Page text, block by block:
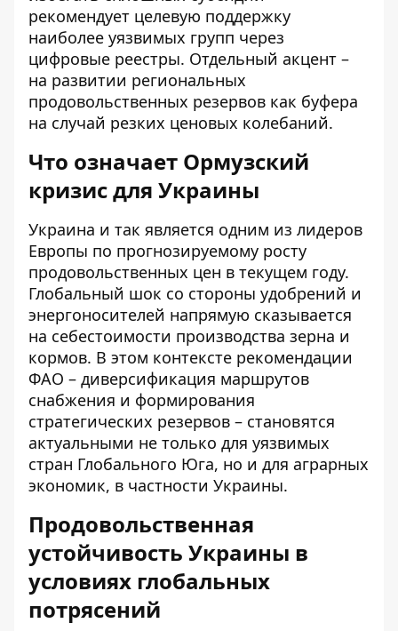
рекомендует целевую поддержку
наиболее уязвимых групп через
цифровые реестры. Отдельный акцент –
на развитии региональных
продовольственных резервов как буфера
на случай резких ценовых колебаний.
Что означает Ормузский
кризис для Украины
Украина и так является одним из лидеров
Европы по прогнозируемому росту
продовольственных цен в текущем году.
Глобальный шок со стороны удобрений и
энергоносителей напрямую сказывается
на себестоимости производства зерна и
кормов. В этом контексте рекомендации
ФАО – диверсификация маршрутов
снабжения и формирования
стратегических резервов – становятся
актуальными не только для уязвимых
стран Глобального Юга, но и для аграрных
экономик, в частности Украины.
Продовольственная
устойчивость Украины в
условиях глобальных
потрясений